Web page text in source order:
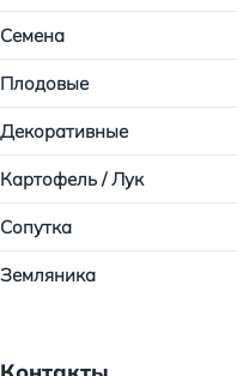
Семена
Плодовые
Декоративные
Картофель / Лук
Сопутка
Земляника